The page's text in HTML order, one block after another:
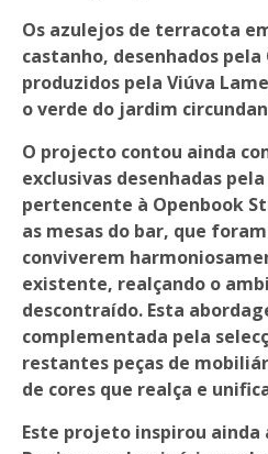
Os azulejos de terracota
castanho, desenhados pela
produzidos pela Viúva
o verde do jardim
O projecto contou ainda
exclusivas desenhadas pela
pertencente à Openbook
as mesas do bar, que
conviverem
existente, realçando o
descontraído. Esta
complementada pela
restantes peças de
de cores que realça e
Este projeto inspirou ainda